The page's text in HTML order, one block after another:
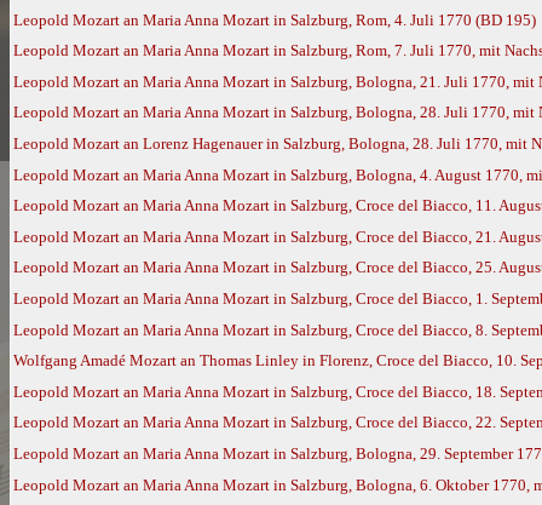
Leopold Mozart an Maria Anna Mozart in Salzburg, Rom, 4. Juli 1770 (BD 195)
Leopold Mozart an Maria Anna Mozart in Salzburg, Rom, 7. Juli 1770, mit
Leopold Mozart an Maria Anna Mozart in Salzburg, Bologna, 21. Juli 1770,
Leopold Mozart an Maria Anna Mozart in Salzburg, Bologna, 28. Juli 1770,
Leopold Mozart an Lorenz Hagenauer in Salzburg, Bologna, 28. Juli 1770, mit
Leopold Mozart an Maria Anna Mozart in Salzburg, Bologna, 4. August 1770,
Leopold Mozart an Maria Anna Mozart in Salzburg, Croce del Biacco, 11.
Leopold Mozart an Maria Anna Mozart in Salzburg, Croce del Biacco, 21.
Leopold Mozart an Maria Anna Mozart in Salzburg, Croce del Biacco, 25.
Leopold Mozart an Maria Anna Mozart in Salzburg, Croce del Biacco, 1.
Leopold Mozart an Maria Anna Mozart in Salzburg, Croce del Biacco, 8.
Wolfgang Amadé Mozart an Thomas Linley in Florenz, Croce del Biacco, 10.
Leopold Mozart an Maria Anna Mozart in Salzburg, Croce del Biacco, 18.
Leopold Mozart an Maria Anna Mozart in Salzburg, Croce del Biacco, 22.
Leopold Mozart an Maria Anna Mozart in Salzburg, Bologna, 29. September
Leopold Mozart an Maria Anna Mozart in Salzburg, Bologna, 6. Oktober